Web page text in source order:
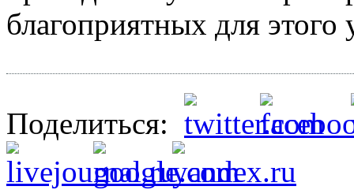
благоприятных для этого
Поделиться: